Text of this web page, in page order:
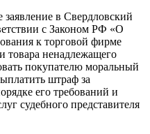
в Свердловский
с Законом РФ «О
к торговой фирме
товара ненадлежащего
покупателю моральный
штраф за
его требований и
судебного представителя